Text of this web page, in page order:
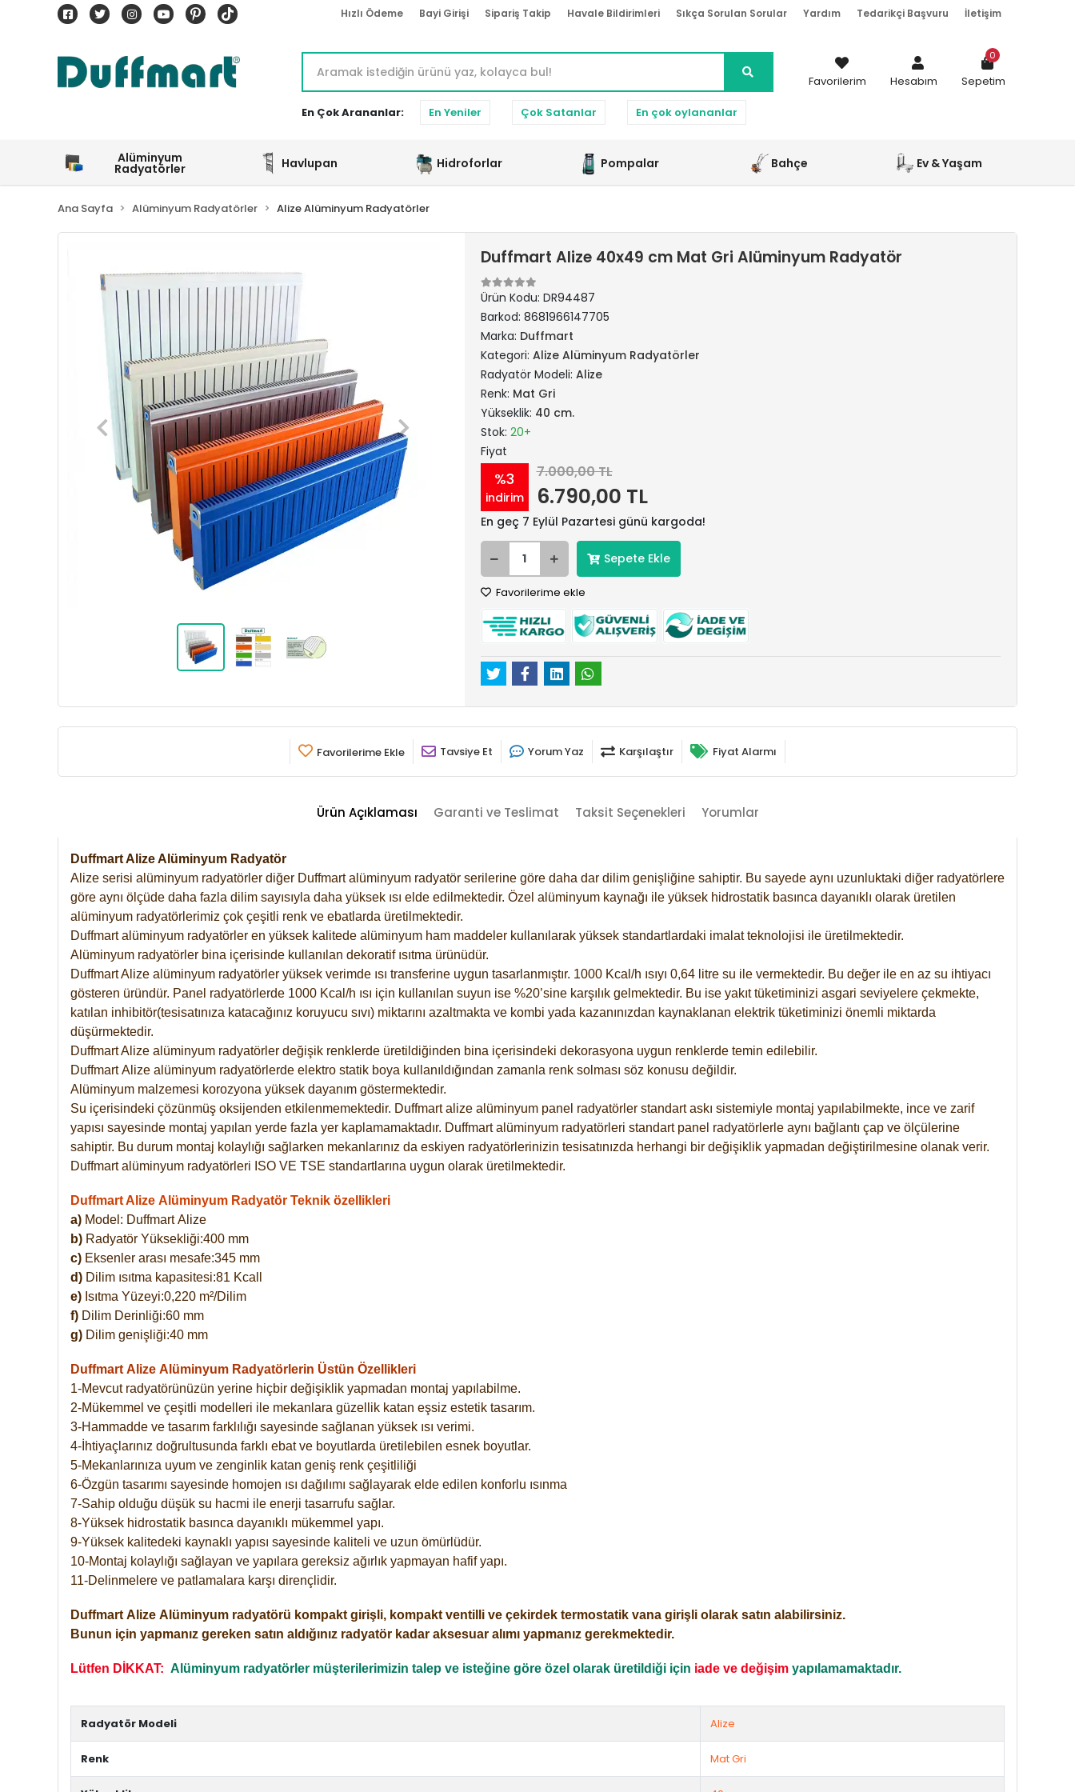
Hızlı Ödeme Bayi Girişi Sipariş Takip Havale Bildirimleri Sıkça Sorulan Sorular Yardım Tedarikçi Başvuru İletişim
En Çok Arananlar: En Yeniler Çok Satanlar En çok oylananlar
Favorilerim Hesabım Sepetim
0
Alüminyum
Radyatörler Havlupan Hidroforlar Pompalar Bahçe Ev & Yaşam
Ana Sayfa Alüminyum Radyatörler Alize Alüminyum Radyatörler
Duffmart Alize 40x49 cm Mat Gri Alüminyum Radyatör
Ürün Kodu: DR94487
Barkod: 8681966147705
Marka: Duffmart
Kategori: Alize Alüminyum Radyatörler
Radyatör Modeli: Alize
Renk: Mat Gri
Yükseklik: 40 cm.
Stok: 20+
Fiyat
%3
indirim
7.000,00 TL
6.790,00 TL
En geç 7 Eylül Pazartesi günü kargoda!
Sepete Ekle
Favorilerime ekle
Favorilerime Ekle Tavsiye Et Yorum Yaz Karşılaştır Fiyat Alarmı
Ürün Açıklaması Garanti ve Teslimat Taksit Seçenekleri Yorumlar
Duffmart Alize Alüminyum Radyatör
Alize serisi alüminyum radyatörler diğer Duffmart alüminyum radyatör serilerine göre daha dar dilim genişliğine sahiptir. Bu sayede aynı uzunluktaki diğer radyatörlere
göre aynı ölçüde daha fazla dilim sayısıyla daha yüksek ısı elde edilmektedir. Özel alüminyum kaynağı ile yüksek hidrostatik basınca dayanıklı olarak üretilen
alüminyum radyatörlerimiz çok çeşitli renk ve ebatlarda üretilmektedir.
Duffmart alüminyum radyatörler en yüksek kalitede alüminyum ham maddeler kullanılarak yüksek standartlardaki imalat teknolojisi ile üretilmektedir.
Alüminyum radyatörler bina içerisinde kullanılan dekoratif ısıtma ürünüdür.
Duffmart Alize alüminyum radyatörler yüksek verimde ısı transferine uygun tasarlanmıştır. 1000 Kcal/h ısıyı 0,64 litre su ile vermektedir. Bu değer ile en az su ihtiyacı
gösteren üründür. Panel radyatörlerde 1000 Kcal/h ısı için kullanılan suyun ise %20’sine karşılık gelmektedir. Bu ise yakıt tüketiminizi asgari seviyelere çekmekte,
katılan inhibitör(tesisatınıza katacağınız koruyucu sıvı) miktarını azaltmakta ve kombi yada kazanınızdan kaynaklanan elektrik tüketiminizi önemli miktarda
düşürmektedir.
Duffmart Alize alüminyum radyatörler değişik renklerde üretildiğinden bina içerisindeki dekorasyona uygun renklerde temin edilebilir.
DuffmartAlize alüminyum radyatörlerde elektro statik boya kullanıldığından zamanla renk solması söz konusu değildir.
Alüminyum malzemesi korozyona yüksek dayanım göstermektedir.
Su içerisindeki çözünmüş oksijenden etkilenmemektedir. Duffmart alize alüminyum panel radyatörler standart askı sistemiyle montaj yapılabilmekte, ince ve zarif
yapısı sayesinde montaj yapılan yerde fazla yer kaplamamaktadır. Duffmart alüminyum radyatörleri standart panel radyatörlerle aynı bağlantı çap ve ölçülerine
sahiptir. Bu durum montaj kolaylığı sağlarken mekanlarınız da eskiyen radyatörlerinizin tesisatınızda herhangi bir değişiklik yapmadan değiştirilmesine olanak verir.
Duffmart alüminyum radyatörleri ISO VE TSE standartlarına uygun olarak üretilmektedir.
Duffmart Alize Alüminyum Radyatör Teknik özellikleri
a) Model: DuffmartAlize
b) Radyatör Yüksekliği:400 mm
c) Eksenler arası mesafe:345 mm
d) Dilim ısıtma kapasitesi:81 Kcall
e) Isıtma Yüzeyi:0,220 m²/Dilim
f) Dilim Derinliği:60 mm
g) Dilim genişliği:40 mm
Duffmart Alize Alüminyum Radyatörlerin Üstün Özellikleri
1-Mevcut radyatörünüzün yerine hiçbir değişiklik yapmadan montaj yapılabilme.
2-Mükemmel ve çeşitli modelleri ile mekanlara güzellik katan eşsiz estetik tasarım.
3-Hammadde ve tasarım farklılığı sayesinde sağlanan yüksek ısı verimi.
4-İhtiyaçlarınız doğrultusunda farklı ebat ve boyutlarda üretilebilen esnek boyutlar.
5-Mekanlarınıza uyum ve zenginlik katan geniş renk çeşitliliği
6-Özgün tasarımı sayesinde homojen ısı dağılımı sağlayarak elde edilen konforlu ısınma
7-Sahip olduğu düşük su hacmi ile enerji tasarrufu sağlar.
8-Yüksek hidrostatik basınca dayanıklı mükemmel yapı.
9-Yüksek kalitedeki kaynaklı yapısı sayesinde kaliteli ve uzun ömürlüdür.
10-Montaj kolaylığı sağlayan ve yapılara gereksiz ağırlık yapmayan hafif yapı.
11-Delinmelere ve patlamalara karşı dirençlidir.
Duffmart Alize Alüminyum radyatörü kompakt girişli, kompakt ventilli ve çekirdek termostatik vana girişli olarak satın alabilirsiniz.
Bunun için yapmanız gereken satın aldığınız radyatör kadar aksesuar alımı yapmanız gerekmektedir.
Lütfen DİKKAT: Alüminyum radyatörler müşterilerimizin talep ve isteğine göre özel olarak üretildiği için iade ve değişim yapılamamaktadır.
Radyatör Modeli Alize
Renk Mat Gri